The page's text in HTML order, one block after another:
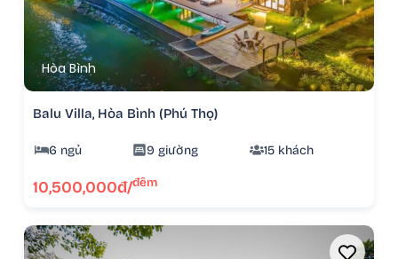
Hòa Bình
Balu Villa, Hòa Bình (Phú Thọ)
6 ngủ 9 giường 15 khách
10,500,000đ/đêm